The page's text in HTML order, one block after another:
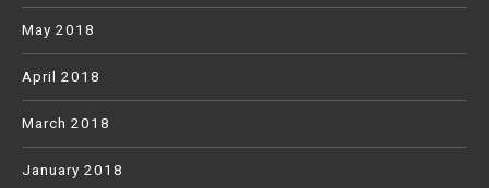
May 2018
April 2018
March 2018
January 2018